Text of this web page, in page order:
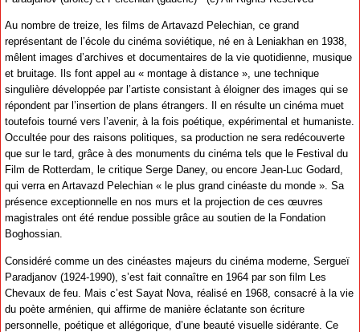
Au nombre de treize, les films de Artavazd Pelechian, ce grand
représentant de l’école du cinéma soviétique, né en à Leniakhan en 1938,
mêlent images d’archives et documentaires de la vie quotidienne, musique
et bruitage. Ils font appel au « montage à distance », une technique
singulière développée par l’artiste consistant à éloigner des images qui se
répondent par l’insertion de plans étrangers. Il en résulte un cinéma muet
toutefois tourné vers l’avenir, à la fois poétique, expérimental et humaniste.
Occultée pour des raisons politiques, sa production ne sera redécouverte
que sur le tard, grâce à des monuments du cinéma tels que le Festival du
Film de Rotterdam, le critique Serge Daney, ou encore Jean-Luc Godard,
qui verra en Artavazd Pelechian « le plus grand cinéaste du monde ». Sa
présence exceptionnelle en nos murs et la projection de ces œuvres
magistrales ont été rendue possible grâce au soutien de la Fondation
Boghossian.
Considéré comme un des cinéastes majeurs du cinéma moderne, Sergueï
Paradjanov (1924-1990), s’est fait connaître en 1964 par son film Les
Chevaux de feu. Mais c’est Sayat Nova, réalisé en 1968, consacré à la vie
du poète arménien, qui affirme de manière éclatante son écriture
personnelle, poétique et allégorique, d’une beauté visuelle sidérante. Ce